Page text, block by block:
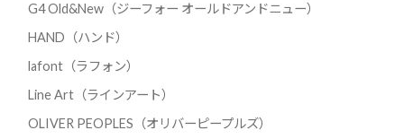
G4 Old&New（ジーフォー オールドアンドニュー）
HAND（ハンド）
lafont（ラフォン）
Line Art（ラインアート）
OLIVER PEOPLES（オリバーピープルズ）